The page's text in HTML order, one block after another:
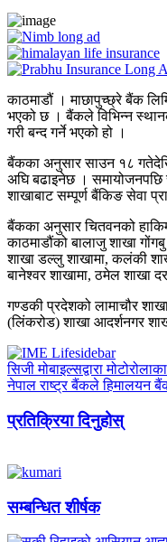
काठमाडौं । माछापुच्छ्रे बैंक
भएको छ । बैंकले विभिन्न
गरी बन्द गर्ने भएको हो ।
बैंकका अनुसार साउन १८
अघि बढाइनेछ ।
शाखाबाट सम्पूर्ण बैंकिङ सेवा
बैंकका अनुसार चितवनको
काठमाडौंको बालाजु शाखा
शाखा डल्लु शाखामा, कलंकी
बानेश्वर शाखामा, ठमेल शाखा
गण्डकी प्रदेशको लामाचौर
(लिंकरोड) शाखा आदर्शनगर
सिजी मोबाइल्सद्वारा
नेपाल राष्ट्र बैंकले हिमालयन
प्रतिक्रिया दिनुहोस्
सम्बन्धित शीर्षक